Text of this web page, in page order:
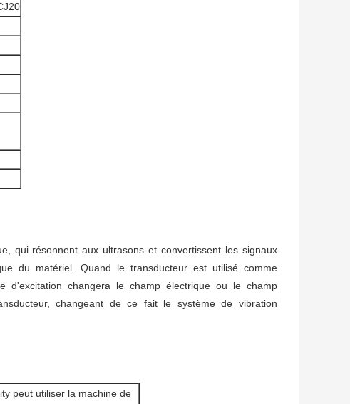
qui résonnent aux ultrasons et convertissent les signaux
du matériel. Quand le transducteur est utilisé comme
d'excitation changera le champ électrique ou le champ
changeant de ce fait le système de vibration
peut utiliser la machine de